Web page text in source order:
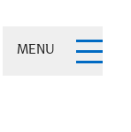
MENU